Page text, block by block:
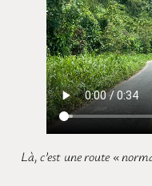
Là, c’est une route «